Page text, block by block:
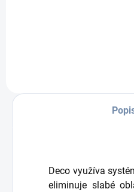
Deco využíva
eliminuje slabé